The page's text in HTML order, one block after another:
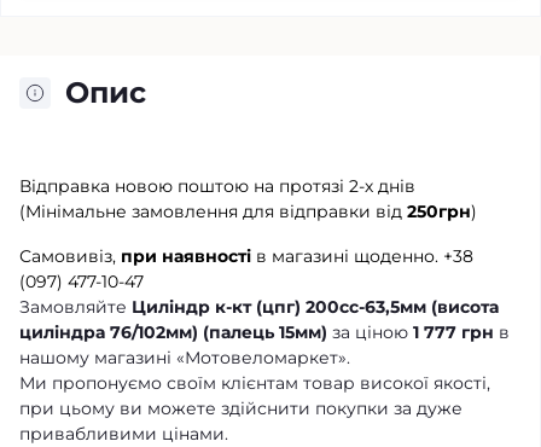
Опис
Відправка новою поштою на протязі 2-х днів
(Мінімальне замовлення для відправки від 250грн)
Самовивіз, при наявності в магазині щоденно. +38
(097) 477-10-47
Замовляйте Циліндр к-кт (цпг) 200cc-63,5мм (висота
циліндра 76/102мм) (палець 15мм) за ціною 1 777 грн в
нашому магазині «Мотовеломаркет».
Ми пропонуємо своїм клієнтам товар високої якості,
при цьому ви можете здійснити покупки за дуже
привабливими цінами.